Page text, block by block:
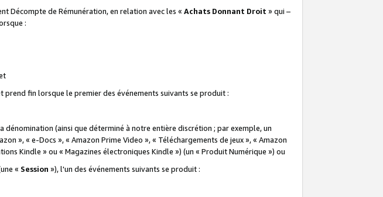
Décompte de Rémunération, en relation avec les « Achats Donnant Droit » qui –
:
prend fin lorsque le premier des événements suivants se produit :
(ainsi que déterminé à notre entière discrétion ; par exemple, un
», « e-Docs », « Amazon Prime Video », « Téléchargements de jeux », « Amazon
Kindle » ou « Magazines électroniques Kindle ») (un « Produit Numérique ») ou
« Session »), l'un des événements suivants se produit :